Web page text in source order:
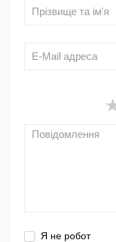
Я не робот